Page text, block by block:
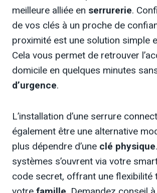
meilleure alliée en serrurerie.
de vos clés à un proche de
proximité est une solution simple
Cela vous permet de retrouver
domicile en quelques minutes
d’urgence.
L’installation d’une serrure
également être une alternative
plus dépendre d’une clé physique
systèmes s’ouvrent via votre
code secret, offrant une flexibilité